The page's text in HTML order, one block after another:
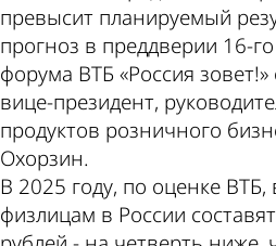
превысит планируемый
прогноз в преддверии 16-
форума ВТБ «Россия
вице-президент,
продуктов розничного
Охорзин.
В 2025 году, по оценке
физлицам в России